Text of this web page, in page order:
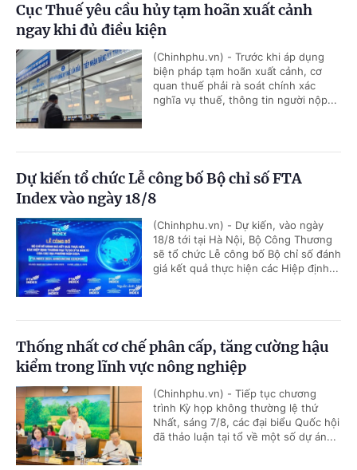
Cục Thuế yêu cầu hủy tạm hoãn xuất cảnh
ngay khi đủ điều kiện
(Chinhphu.vn) - Trước khi áp dụng
biện pháp tạm hoãn xuất cảnh, cơ
quan thuế phải rà soát chính xác
nghĩa vụ thuế, thông tin người nộp...
Dự kiến tổ chức Lễ công bố Bộ chỉ số FTA
Index vào ngày 18/8
(Chinhphu.vn) - Dự kiến, vào ngày
18/8 tới tại Hà Nội, Bộ Công Thương
sẽ tổ chức Lễ công bố Bộ chỉ số đánh
giá kết quả thực hiện các Hiệp định...
Thống nhất cơ chế phân cấp, tăng cường hậu
kiểm trong lĩnh vực nông nghiệp
(Chinhphu.vn) - Tiếp tục chương
trình Kỳ họp không thường lệ thứ
Nhất, sáng 7/8, các đại biểu Quốc hội
đã thảo luận tại tổ về một số dự án...